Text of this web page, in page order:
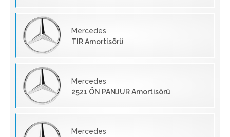
Mercedes
TIR Amortisörü
Mercedes
2521 ÖN PANJUR Amortisörü
Mercedes